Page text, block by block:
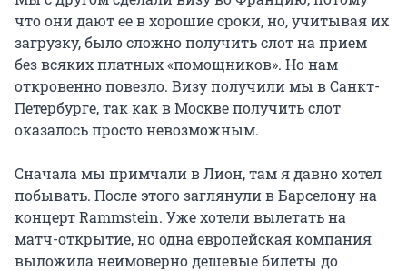
что они дают ее в хорошие сроки, но, учитывая их
загрузку, было сложно получить слот на прием
без всяких платных «помощников». Но нам
откровенно повезло. Визу получили мы в Санкт-
Петербурге, так как в Москве получить слот
оказалось просто невозможным.
Сначала мы примчали в Лион, там я давно хотел
побывать. После этого заглянули в Барселону на
концерт Rammstein. Уже хотели вылетать на
матч-открытие, но одна европейская компания
выложила неимоверно дешевые билеты до